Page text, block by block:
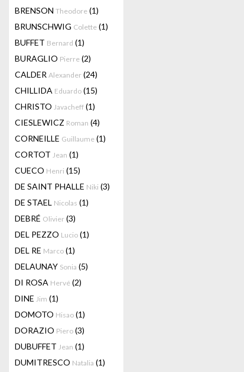
BRENSON Theodore (1)
BRUNSCHWIG Colette (1)
BUFFET Bernard (1)
BURAGLIO Pierre (2)
CALDER Alexander (24)
CHILLIDA Eduardo (15)
CHRISTO Javacheff (1)
CIESLEWICZ Roman (4)
CORNEILLE Guillaume (1)
CORTOT Jean (1)
CUECO Henri (15)
DE SAINT PHALLE Niki (3)
DE STAEL Nicolas (1)
DEBRÉ Olivier (3)
DEL PEZZO Lucio (1)
DEL RE Marco (1)
DELAUNAY Sonia (5)
DI ROSA Hervé (2)
DINE Jim (1)
DOMOTO Hisao (1)
DORAZIO Piero (3)
DUBUFFET Jean (1)
DUMITRESCO Natalia (1)